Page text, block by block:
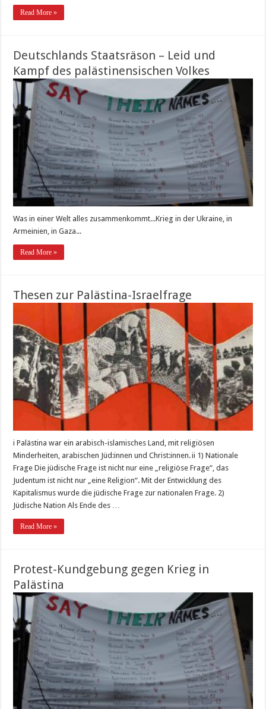
Read More »
Deutschlands Staatsräson – Leid und
Kampf des palästinensischen Volkes
Was in einer Welt alles zusammenkommt...Krieg in der Ukraine, in
Armeinien, in Gaza...
Read More »
Thesen zur Palästina-Israelfrage
i Palästina war ein arabisch-islamisches Land, mit religiösen
Minderheiten, arabischen Jüd:innen und Christ:innen. ii 1) Nationale
Frage Die jüdische Frage ist nicht nur eine „religiöse Frage“, das
Judentum ist nicht nur „eine Religion“. Mit der Entwicklung des
Kapitalismus wurde die jüdische Frage zur nationalen Frage. 2)
Jüdische Nation Als Ende des …
Read More »
Protest-Kundgebung gegen Krieg in
Palästina